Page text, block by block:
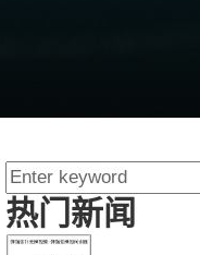
热门新闻